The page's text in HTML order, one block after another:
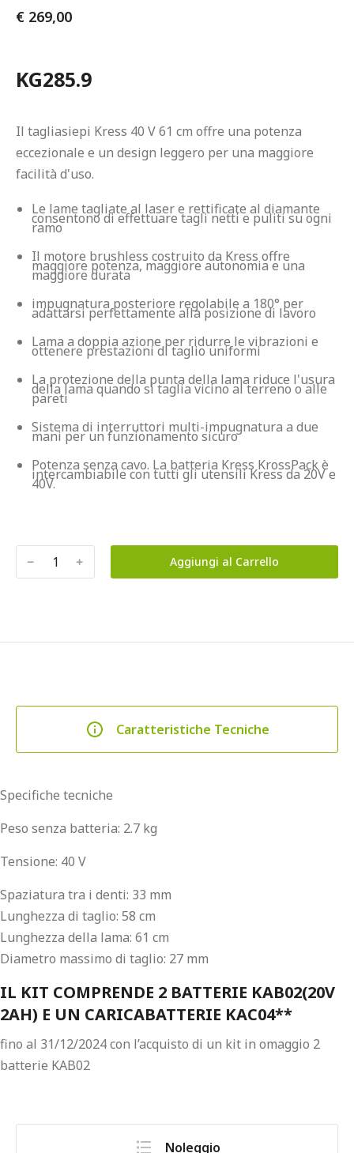
€ 269,00
KG285.9
Il tagliasiepi Kress 40 V 61 cm offre una potenza
eccezionale e un design leggero per una maggiore
Le lame tagliate al laser e rettificate al diamante
consentono di effettuare tagli netti e puliti su ogni
ramo
Il motore brushless costruito da Kress offre
maggiore potenza, maggiore autonomia e una
maggiore durata
impugnatura posteriore regolabile a 180° per
adattarsi perfettamente alla posizione di lavoro
Lama a doppia azione per ridurre le vibrazioni e
ottenere prestazioni di taglio uniformi
La protezione della punta della lama riduce l'usura
della lama quando si taglia vicino al terreno o alle
pareti
Sistema di interruttori multi-impugnatura a due
mani per un funzionamento sicuro
Potenza senza cavo. La batteria Kress KrossPack è
intercambiabile con tutti gli utensili Kress da 20V e
40V.
﹣ ﹢ Aggiungi al Carrello
Caratteristiche Tecniche
Specifiche tecniche
Peso senza batteria: 2.7 kg
Tensione: 40 V
Spaziatura tra i denti: 33 mm
Lunghezza di taglio: 58 cm
Lunghezza della lama: 61 cm
Diametro massimo di taglio: 27 mm
IL KIT COMPRENDE 2 BATTERIE KAB02(20V
2AH) E UN CARICABATTERIE KAC04**
fino al 31/12/2024 con l’acquisto di un kit in omaggio 2
batterie KAB02
Noleggio